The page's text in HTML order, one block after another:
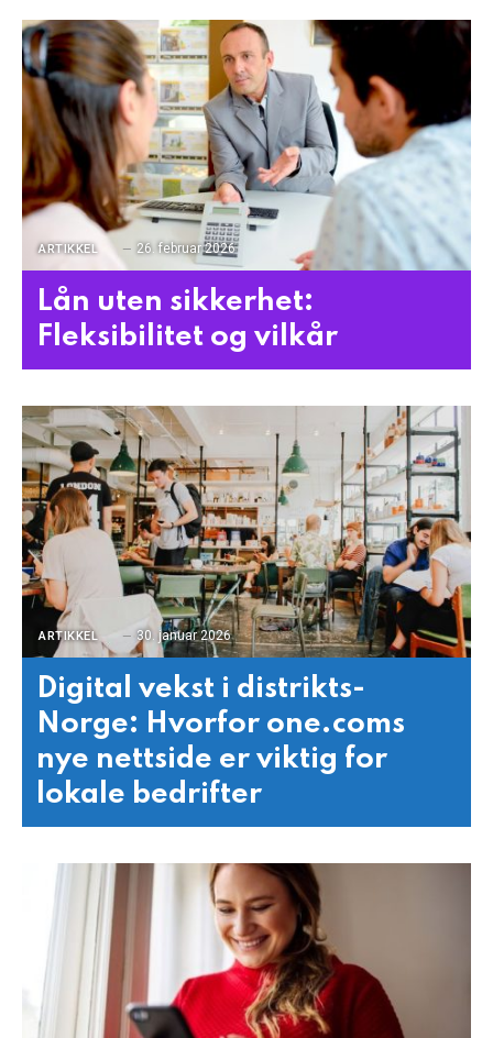
ARTIKKEL 26. februar 2026
Lån uten sikkerhet:
Fleksibilitet og vilkår
ARTIKKEL 30. januar 2026
Digital vekst i distrikts-
Norge: Hvorfor one.coms
nye nettside er viktig for
lokale bedrifter